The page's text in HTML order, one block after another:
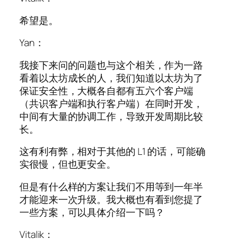
希望是。
Yan：
我接下来问的问题也与这个相关，作为一路
看着以太坊成长的人，我们知道以太坊为了
保证安全性，大概各自都有五六个客户端
（共识客户端和执行客户端）在同时开发，
中间有大量的协调工作，导致开发周期比较
长。
这有利有弊，相对于其他的 L1 的话，可能确
实很慢，但也更安全。
但是有什么样的方案让我们不用等到一年半
才能迎来一次升级。我大概也有看到您提了
一些方案，可以具体介绍一下吗？
Vitalik：